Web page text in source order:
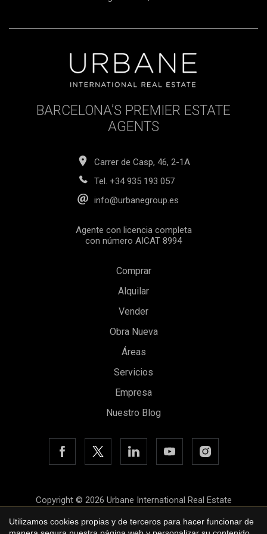
Póngase en contacto con nosotros hoy mismo para
extraordinaria vivienda puede ofrecerle. El precio de venta
no incluye impuestos, gastos de notaría ni de registro,
honorarios de la agencia ni gastos relacionados con la
financiación hipotecaria (si fueran de aplicación).
BARCELONA’S PREMIER ESTATE
AGENTS
Carrer de Casp, 46, 2-1A
Tel. +34 935 193 057
info@urbanegroup.es
Agente con licencia completa
con número AICAT 8994
Comprar
Alquilar
Vender
Obra Nueva
Áreas
Servicios
Empresa
Nuestro Blog
Copyright © 2026 Urbane International Real Estate
Aviso legal
Utilizamos cookies propias y de terceros para hacer funcionar de